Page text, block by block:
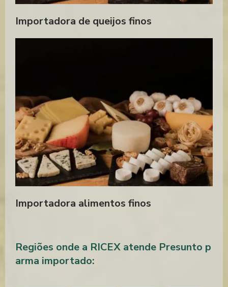
QUEIJO MAASDAM HOLANDES PREÇO
QUEIJO PRIMA DONNA PREÇO
QUEIJO PRIMA DONNA COMPRAR
Importadora de queijos finos
Importadora alimentos finos
Regiões onde a RICEX atende Presunto p
arma importado: